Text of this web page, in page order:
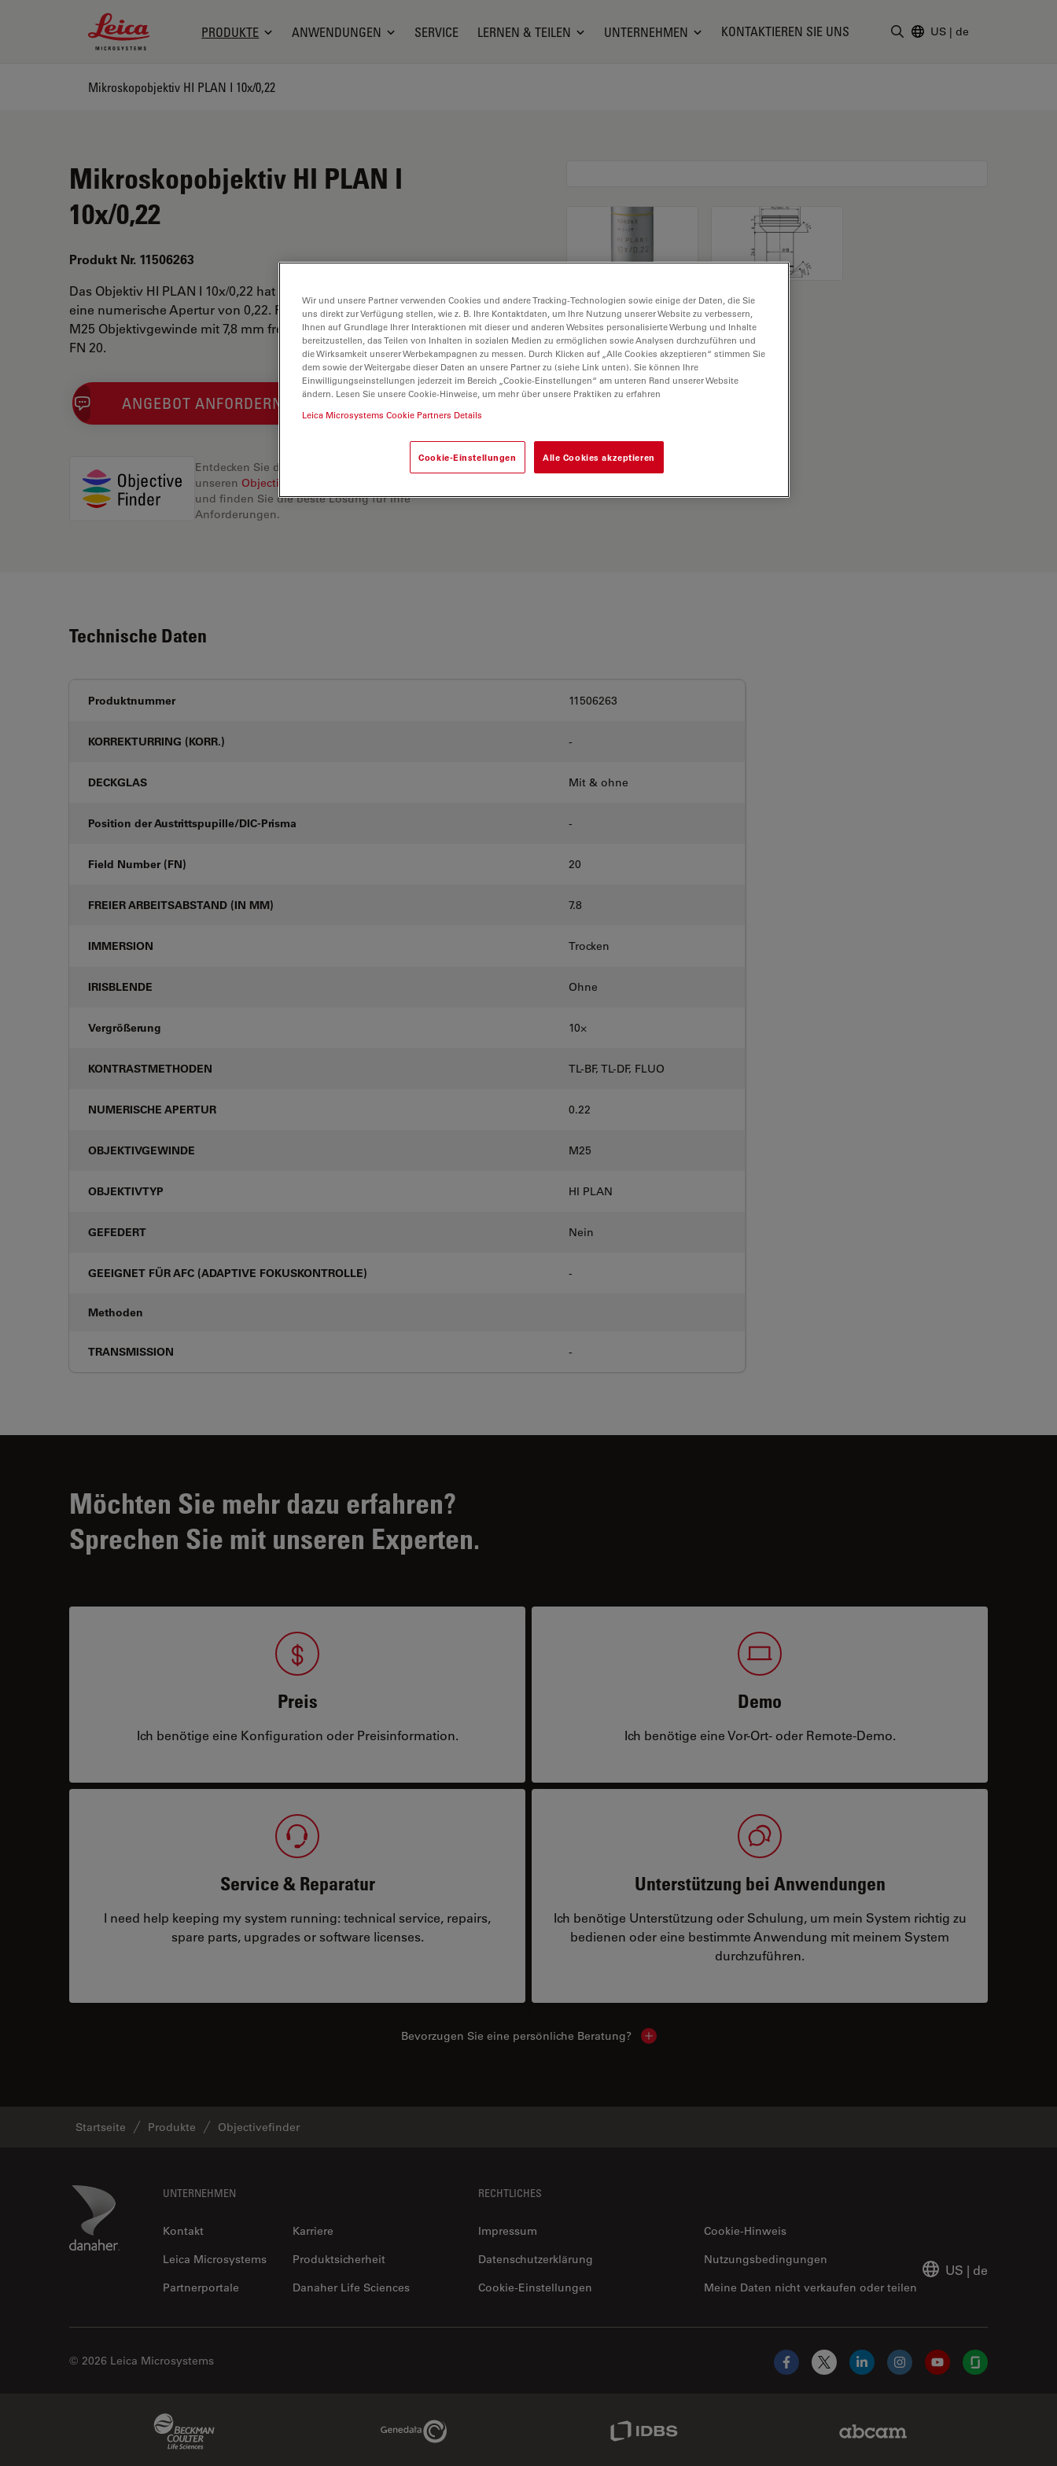
Leica Microsystems Logo
PRODUKTE ANWENDUNGEN SERVICE LERNEN & TEILEN UNTERNEHMEN KONTAKTIEREN SIE UNS US | de
Mikroskopobjektiv HI PLAN I 10x/0,22
Mikroskopobjektiv HI PLAN I
10x/0,22
Produkt Nr. 11506263
Das Objektiv HI PLAN I 10x/0,22 hat eine Vergrößerung von 10X und
eine numerische Apertur von 0,22. Für Trockenimmersion, mit einem
M25 Objektivgewinde mit 7,8 mm freiem Arbeitsabstand und Sehfeld
FN 20.
ANGEBOT ANFORDERN
Entdecken Sie die perfekte Lösung. Erkunden Sie
unseren Objective Finder
und finden Sie die beste Lösung für Ihre
Anforderungen.
Technische Daten
Produktnummer 11506263
KORREKTURRING (KORR.) -
DECKGLAS Mit & ohne
Position der Austrittspupille/DIC-Prisma -
Field Number (FN) 20
FREIER ARBEITSABSTAND (IN MM) 7.8
IMMERSION Trocken
IRISBLENDE Ohne
Vergrößerung 10⨉
KONTRASTMETHODEN TL-BF, TL-DF, FLUO
NUMERISCHE APERTUR 0.22
OBJEKTIVGEWINDE M25
OBJEKTIVTYP HI PLAN
GEFEDERT Nein
GEEIGNET FÜR AFC (ADAPTIVE FOKUSKONTROLLE) -
Methoden
TRANSMISSION -
Möchten Sie mehr dazu erfahren?
Sprechen Sie mit unseren Experten.
Preis
Ich benötige eine Konfiguration oder Preisinformation.
Demo
Ich benötige eine Vor-Ort- oder Remote-Demo.
Service & Reparatur
I need help keeping my system running: technical service, repairs,
spare parts, upgrades or software licenses.
Unterstützung bei Anwendungen
Ich benötige Unterstützung oder Schulung, um mein System richtig zu
bedienen oder eine bestimmte Anwendung mit meinem System
durchzuführen.
Bevorzugen Sie eine persönliche Beratung? Show local contacts
Startseite Produkte Objectivefinder
Danaher Logo UNTERNEHMEN
Kontakt
Karriere
Leica Microsystems
Produktsicherheit
Partnerportale
Danaher Life Sciences
RECHTLICHES
Impressum
Cookie-Hinweis
Datenschutzerklärung
Meine Daten nicht verkaufen oder teilen
Nutzungsbedingungen
Cookie-Einstellungen
US | de
© 2026 Leica Microsystems
Facebook
X LinkedInInstagramYouTubeGlassdoor
Genedata Link
Wir und unsere Partner verwenden Cookies und andere Tracking-Technologien sowie einige der Daten, die Sie
uns direkt zur Verfügung stellen, wie z. B. Ihre Kontaktdaten, um Ihre Nutzung unserer Website zu verbessern,
Ihnen auf Grundlage Ihrer Interaktionen mit dieser und anderen Websites personalisierte Werbung und Inhalte
bereitzustellen, das Teilen von Inhalten in sozialen Medien zu ermöglichen sowie Analysen durchzuführen und
die Wirksamkeit unserer Werbekampagnen zu messen. Durch Klicken auf „Alle Cookies akzeptieren“ stimmen Sie
dem sowie der Weitergabe dieser Daten an unsere Partner zu (siehe Link unten). Sie können Ihre
Einwilligungseinstellungen jederzeit im Bereich „Cookie-Einstellungen“ am unteren Rand unserer Website
ändern. Lesen Sie unsere Cookie-Hinweise, um mehr über unsere Praktiken zu erfahren
Leica Microsystems Cookie Partners Details
Cookie-Einstellungen Alle Cookies akzeptieren